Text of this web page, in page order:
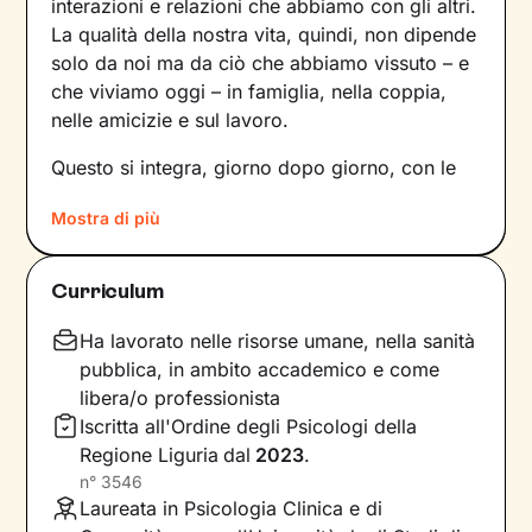
interazioni e relazioni che abbiamo con gli altri.
La qualità della nostra vita, quindi, non dipende
solo da noi ma da ciò che abbiamo vissuto – e
che viviamo oggi – in famiglia, nella coppia,
nelle amicizie e sul lavoro.
Questo si integra, giorno dopo giorno, con le
influire sulle emozioni che proviamo, sui
comportamenti che mettiamo in atto e sul
modo in cui comunichiamo. Il risultato è una
noi, con la nostra individualità.
Sul ponte che si crea tra il mondo interno e
quello esterno si inserisce il lavoro che faremo
insieme, che andrà a comprendere nel passato
della tua storia e a ricostruire ciò che fa parte
del tuo presente. La voglia di cambiamento
Mostra di più
Curriculum
Ha lavorato nelle risorse umane, nella sanità
pubblica, in ambito accademico e come
libera/o professionista
Iscritta all'Ordine degli Psicologi della
Regione Liguria dal 2023.
n° 3546
Laureata in Psicologia Clinica e di